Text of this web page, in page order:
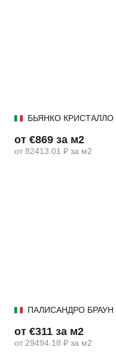
БЬЯНКО КРИСТАЛЛО
от €869 за м2
от 82413.01 ₽ за м2
ПАЛИСАНДРО БРАУН
от €311 за м2
от 29494.18 ₽ за м2